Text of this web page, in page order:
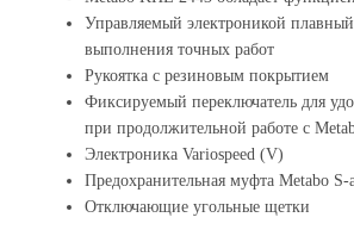
Управляемый электроникой
выполнения точных работ
Рукоятка с резиновым покрытием
Фиксируемый переключатель для
при продолжительной работе с
Электроника Variospeed (V)
Предохранительная муфта Metabo S-
Отключающие угольные щетки